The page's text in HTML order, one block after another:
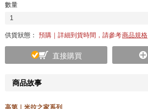
商品故事
高第｜米拉之家系列
數量
1
供貨狀態： 預購｜詳細到貨時間，請參考商品規格
直接購買